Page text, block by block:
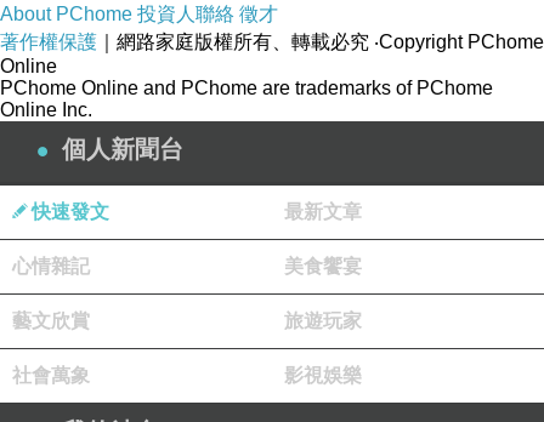
About PChome 投資人聯絡 徵才
著作權保護 ｜網路家庭版權所有、轉載必究 ‧Copyright PChome
Online
PChome Online and PChome are trademarks of PChome
Online Inc.
個人新聞台
快速發文 最新文章
心情雜記 美食饗宴
藝文欣賞 旅遊玩家
社會萬象 影視娛樂